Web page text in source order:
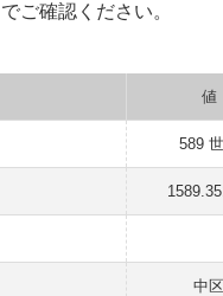
でご確認ください。
値
589
中区